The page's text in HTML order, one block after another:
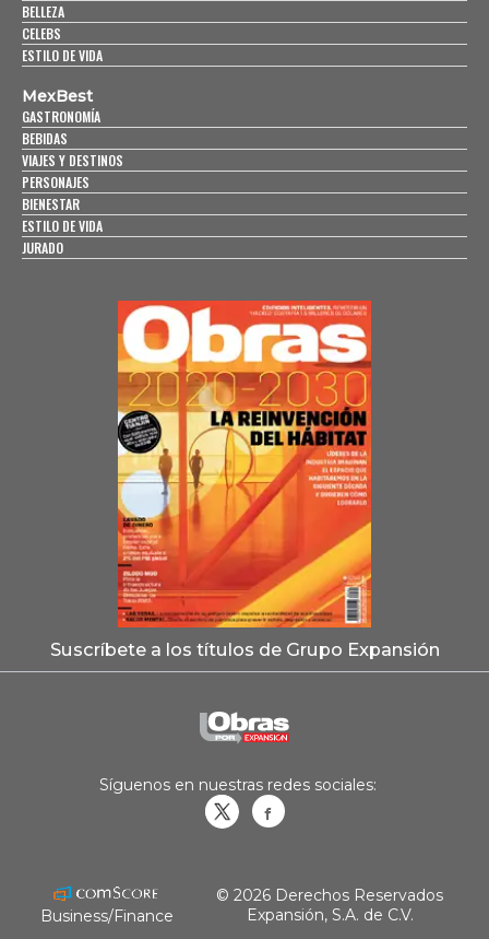
BELLEZA
CELEBS
ESTILO DE VIDA
MexBest
GASTRONOMÍA
BEBIDAS
VIAJES Y DESTINOS
PERSONAJES
BIENESTAR
ESTILO DE VIDA
JURADO
Suscríbete a los títulos de Grupo Expansión
Síguenos en nuestras redes sociales:
Business/Finance
© 2026 Derechos Reservados
Expansión, S.A. de C.V.